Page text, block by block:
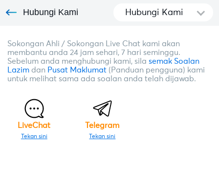
Hubungi Kami Hubungi Kami
Sokongan Ahli / Sokongan Live Chat kami akan
membantu anda 24 jam sehari, 7 hari seminggu.
Sebelum anda menghubungi kami, sila semak Soalan
Lazimdan Pusat Maklumat(Panduan pengguna) kami
untuk melihat sama ada soalan anda telah dijawab.
LiveChat
Tekan sini
Telegram
Tekan sini